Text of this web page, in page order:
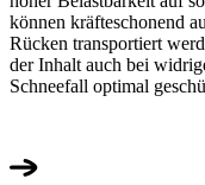
können kräfteschonend
Rücken transportiert
der Inhalt auch bei
Schneefall optimal